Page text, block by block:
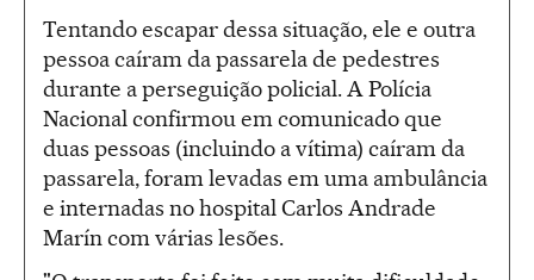
Tentando escapar dessa situação, ele e outra
pessoa caíram da passarela de pedestres
durante a perseguição policial. A Polícia
Nacional confirmou em comunicado que
duas pessoas (incluindo a vítima) caíram da
passarela, foram levadas em uma ambulância
e internadas no hospital Carlos Andrade
Marín com várias lesões.